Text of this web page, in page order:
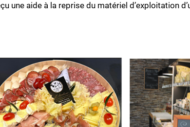
une aide à la reprise du matériel d’exploitation